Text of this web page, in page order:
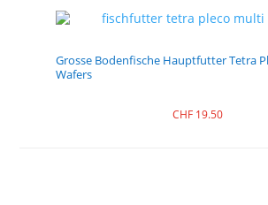
Grosse Bodenfische Hauptfutter Tetra
Wafers
CHF 19.50